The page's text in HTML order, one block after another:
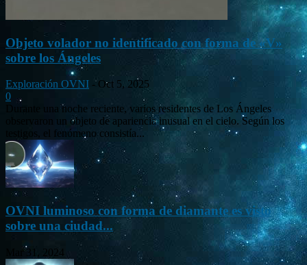
Objeto volador no identificado con forma de «V»
sobre los Ángeles
Exploración OVNI - Oct 5, 2025
0
Durante una noche reciente, varios residentes de Los Ángeles
observaron un objeto de apariencia inusual en el cielo. Según los
testigos, el fenómeno consistía...
OVNI luminoso con forma de diamante es visto
sobre una ciudad...
Mar 31, 2024